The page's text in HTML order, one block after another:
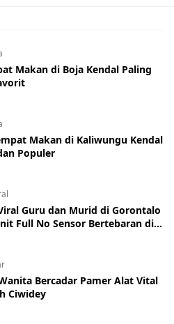
Makan di Boja Kendal Paling
Makan di Kaliwungu Kendal
Populer
Guru dan Murid di Gorontalo
Full No Sensor Bertebaran di
Hati Phising!
Bercadar Pamer Alat Vital
Ciwidey